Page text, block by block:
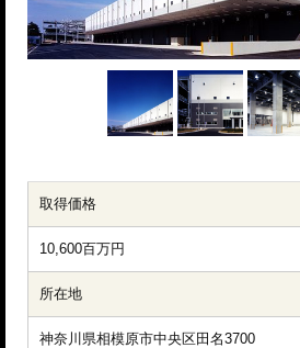
取得価格
10,600百万円
所在地
神奈川県相模原市中央区田名3700